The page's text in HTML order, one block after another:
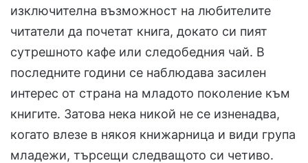
изключителна възможност на любителите
читатели да почетат книга, докато си пият
сутрешното кафе или следобедния чай. В
последните години се наблюдава засилен
интерес от страна на младото поколение към
книгите. Затова нека никой не се изненадва,
когато влезе в някоя книжарница и види група
младежи, търсещи следващото си четиво.